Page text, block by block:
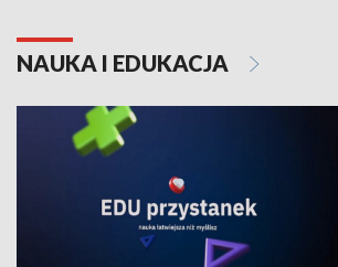
NAUKA I EDUKACJA